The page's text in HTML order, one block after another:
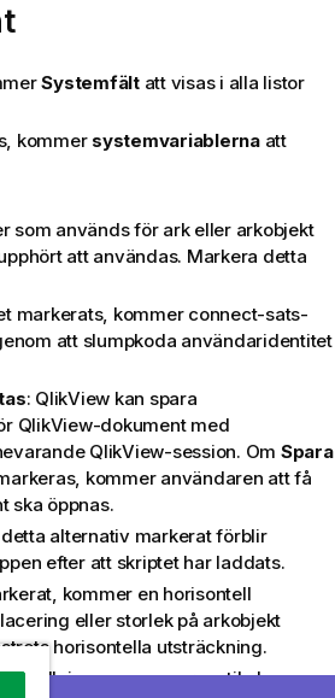
Systemfältatt visas i alla listor
kommer systemvariablernaatt
som används för ark eller arkobjekt
att användas. Markera detta
markerats, kommer connect-sats-
att slumpkoda användaridentitet
: QlikView kan spara
QlikView-dokument med
QlikView-session. Om Spara
kommer användaren att få
ska öppnas.
alternativ markerat förblir
efter att skriptet har laddats.
kommer en horisontell
eller storlek på arkobjekt
horisontella utsträckning.
inställning, men avser vertikal